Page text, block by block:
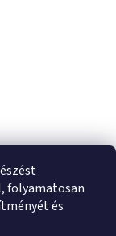
folyamatosan
és